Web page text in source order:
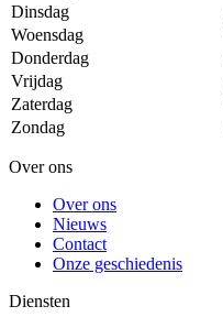
Dinsdag
Woensdag
Donderdag
Vrijdag
Zaterdag
Zondag
Over ons
Over ons
Nieuws
Contact
Onze geschiedenis
Diensten